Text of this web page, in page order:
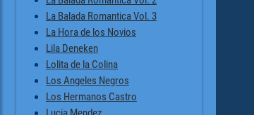
La Balada Romantica Vol. 3
La Hora de los Novios
Lila Deneken
Lolita de la Colina
Los Angeles Negros
Los Hermanos Castro